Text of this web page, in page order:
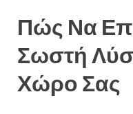
Πώς Να
Σωστή
Χώρο Σας